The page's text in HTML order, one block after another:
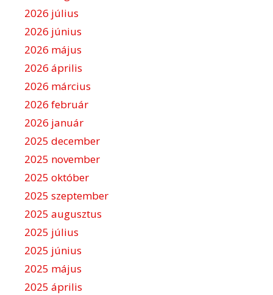
2026 július
2026 június
2026 május
2026 április
2026 március
2026 február
2026 január
2025 december
2025 november
2025 október
2025 szeptember
2025 augusztus
2025 július
2025 június
2025 május
2025 április